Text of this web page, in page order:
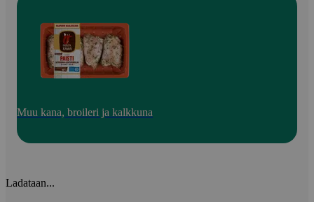
Muu kana, broileri ja kalkkuna
Ladataan...